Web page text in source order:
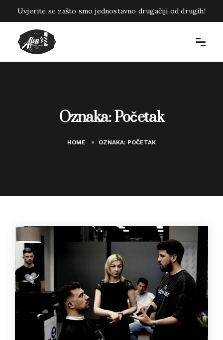
Uvjerite se zašto smo jednostavno drugačiji od drugih!
Oznaka:Početak
HOME OZNAKA: POČETAK